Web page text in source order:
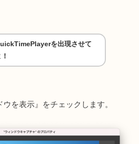
を出現させて
ウを表示』をチェックします。